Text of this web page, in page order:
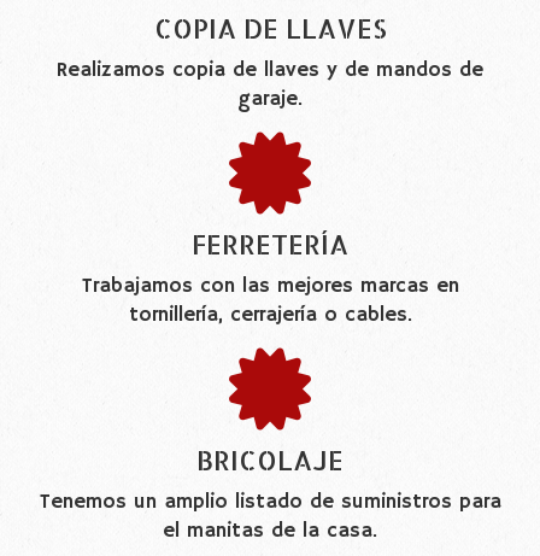
COPIA DE LLAVES
Realizamos copia de llaves y de mandos de
garaje.
FERRETERÍA
Trabajamos con las mejores marcas en
tornillería, cerrajería o cables.
BRICOLAJE
Tenemos un amplio listado de suministros para
el manitas de la casa.